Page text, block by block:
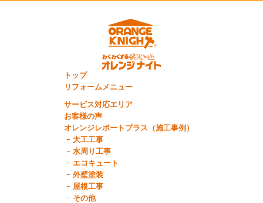
トップ
リフォームメニュー
サービス対応エリア
お客様の声
オレンジレポートプラス（施工事例）
大工工事
水周り工事
エコキュート
外壁塗装
屋根工事
その他